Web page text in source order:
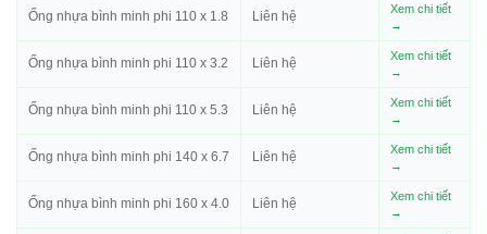
Ống nhựa bình minh phi 110 x 1.8 Liên hệ
Xem chi tiết
→
Ống nhựa bình minh phi 110 x 3.2 Liên hệ
Xem chi tiết
→
Ống nhựa bình minh phi 110 x 5.3 Liên hệ
Xem chi tiết
→
Ống nhựa bình minh phi 140 x 6.7 Liên hệ
Xem chi tiết
→
Ống nhựa bình minh phi 160 x 4.0 Liên hệ
Xem chi tiết
→